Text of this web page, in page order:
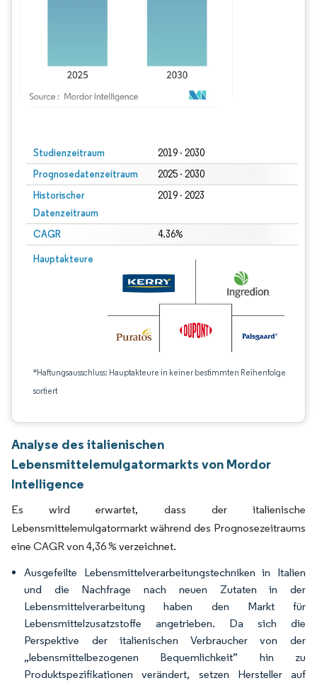
Studienzeitraum 2019 - 2030
Prognosedatenzeitraum 2025 - 2030
Historischer
Datenzeitraum
2019 - 2023
CAGR 4.36%
Hauptakteure
*Haftungsausschluss: Hauptakteure in keiner bestimmten Reihenfolge
sortiert
Analyse des italienischen
Lebensmittelemulgatormarkts von Mordor
Intelligence
Es wird erwartet, dass der italienische
Lebensmittelemulgatormarkt während des Prognosezeitraums
eine CAGR von 4,36 % verzeichnet.
Ausgefeilte Lebensmittelverarbeitungstechniken in Italien
und die Nachfrage nach neuen Zutaten in der
Lebensmittelverarbeitung haben den Markt für
Lebensmittelzusatzstoffe angetrieben. Da sich die
Perspektive der italienischen Verbraucher von der
„lebensmittelbezogenen Bequemlichkeit” hin zu
Produktspezifikationen verändert, setzen Hersteller auf